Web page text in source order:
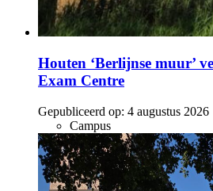
Houten ‘Berlijnse muur’
Exam Centre
Gepubliceerd op: 4 augustus 2026
Campus